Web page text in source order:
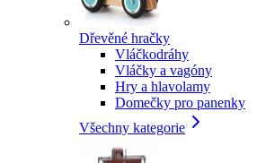
Dřevěné hračky
Vláčkodráhy
Vláčky a vagóny
Hry a hlavolamy
Domečky pro panenky
Všechny kategorie